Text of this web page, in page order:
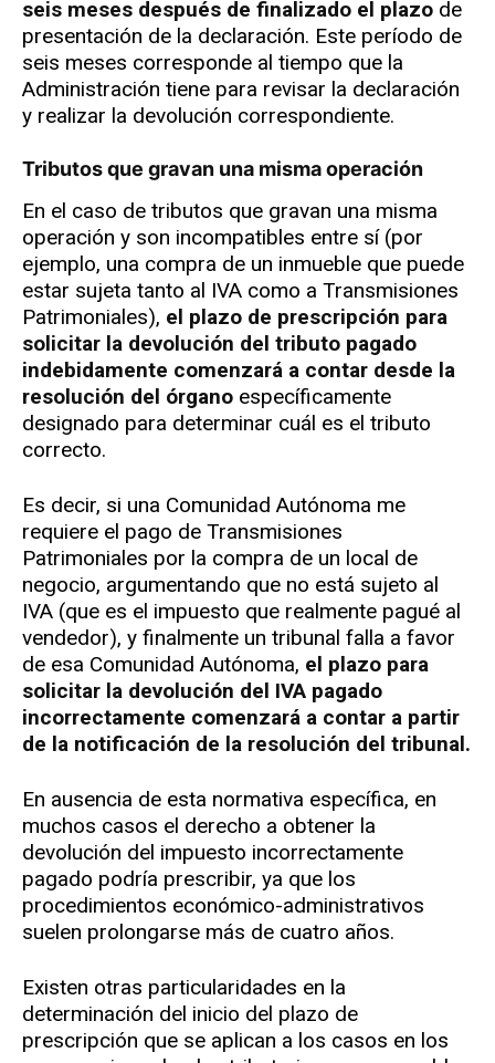
seis meses después de finalizado el plazo de
presentación de la declaración. Este período de
seis meses corresponde al tiempo que la
Administración tiene para revisar la declaración
y realizar la devolución correspondiente.
Tributos que gravan una misma operación
En el caso de tributos que gravan una misma
operación y son incompatibles entre sí (por
ejemplo, una compra de un inmueble que puede
estar sujeta tanto al IVA como a Transmisiones
Patrimoniales), el plazo de prescripción para
solicitar la devolución del tributo pagado
indebidamente comenzará a contar desde la
resolución del órgano específicamente
designado para determinar cuál es el tributo
correcto.
Es decir, si una Comunidad Autónoma me
requiere el pago de Transmisiones
Patrimoniales por la compra de un local de
negocio, argumentando que no está sujeto al
IVA (que es el impuesto que realmente pagué al
vendedor), y finalmente un tribunal falla a favor
de esa Comunidad Autónoma, el plazo para
solicitar la devolución del IVA pagado
incorrectamente comenzará a contar a partir
de la notificación de la resolución del tribunal.
En ausencia de esta normativa específica, en
muchos casos el derecho a obtener la
devolución del impuesto incorrectamente
pagado podría prescribir, ya que los
procedimientos económico-administrativos
suelen prolongarse más de cuatro años.
Existen otras particularidades en la
determinación del inicio del plazo de
prescripción que se aplican a los casos en los